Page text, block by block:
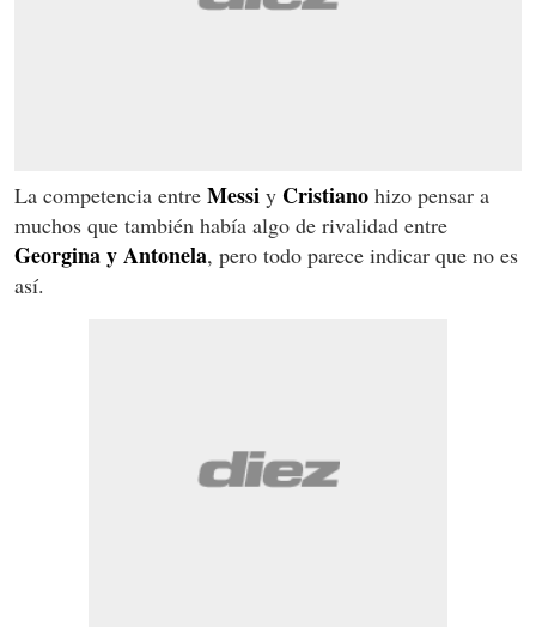
La competencia entre Messi y Cristiano hizo pensar a
muchos que también había algo de rivalidad entre
Georgina y Antonela, pero todo parece indicar que no es
así.